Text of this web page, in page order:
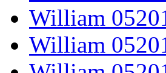
William
William